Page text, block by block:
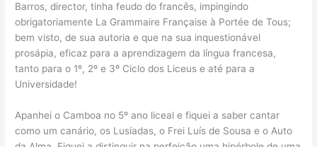
Barros, director, tinha feudo do francês, impingindo
obrigatoriamente La Grammaire Française à Portée de Tous;
bem visto, de sua autoria e que na sua inquestionável
prosápia, eficaz para a aprendizagem da língua francesa,
tanto para o 1º, 2º e 3º Ciclo dos Liceus e até para a
Universidade!
Apanhei o Camboa no 5º ano liceal e fiquei a saber cantar
como um canário, os Lusíadas, o Frei Luís de Sousa e o Auto